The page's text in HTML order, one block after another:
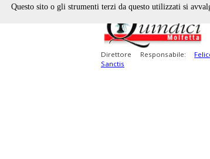
Direttore Responsabile:
Sanctis
Questo sito o gli strumenti terzi da questo utilizzati si